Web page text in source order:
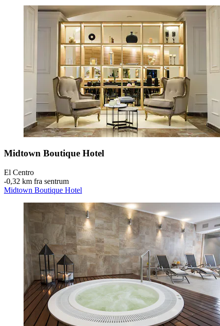
Midtown Boutique Hotel
El Centro
‐0,32 km fra sentrum
Midtown Boutique Hotel